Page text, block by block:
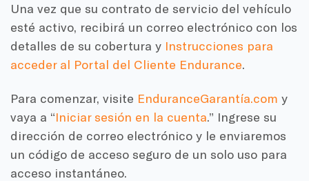
Una vez que su contrato de servicio del vehículo
esté activo, recibirá un correo electrónico con los
detalles de su cobertura y Instrucciones para
acceder al Portal del Cliente Endurance.
Para comenzar, visite EnduranceGarantía.com y
vaya a “Iniciar sesión en la cuenta.” Ingrese su
dirección de correo electrónico y le enviaremos
un código de acceso seguro de un solo uso para
acceso instantáneo.